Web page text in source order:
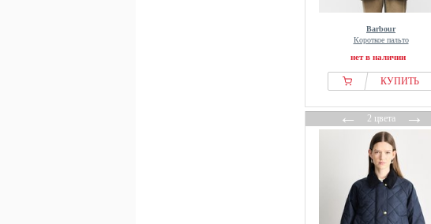
Barbour
Короткое пальто
нет в наличии
КУПИТЬ
←2 цвета→